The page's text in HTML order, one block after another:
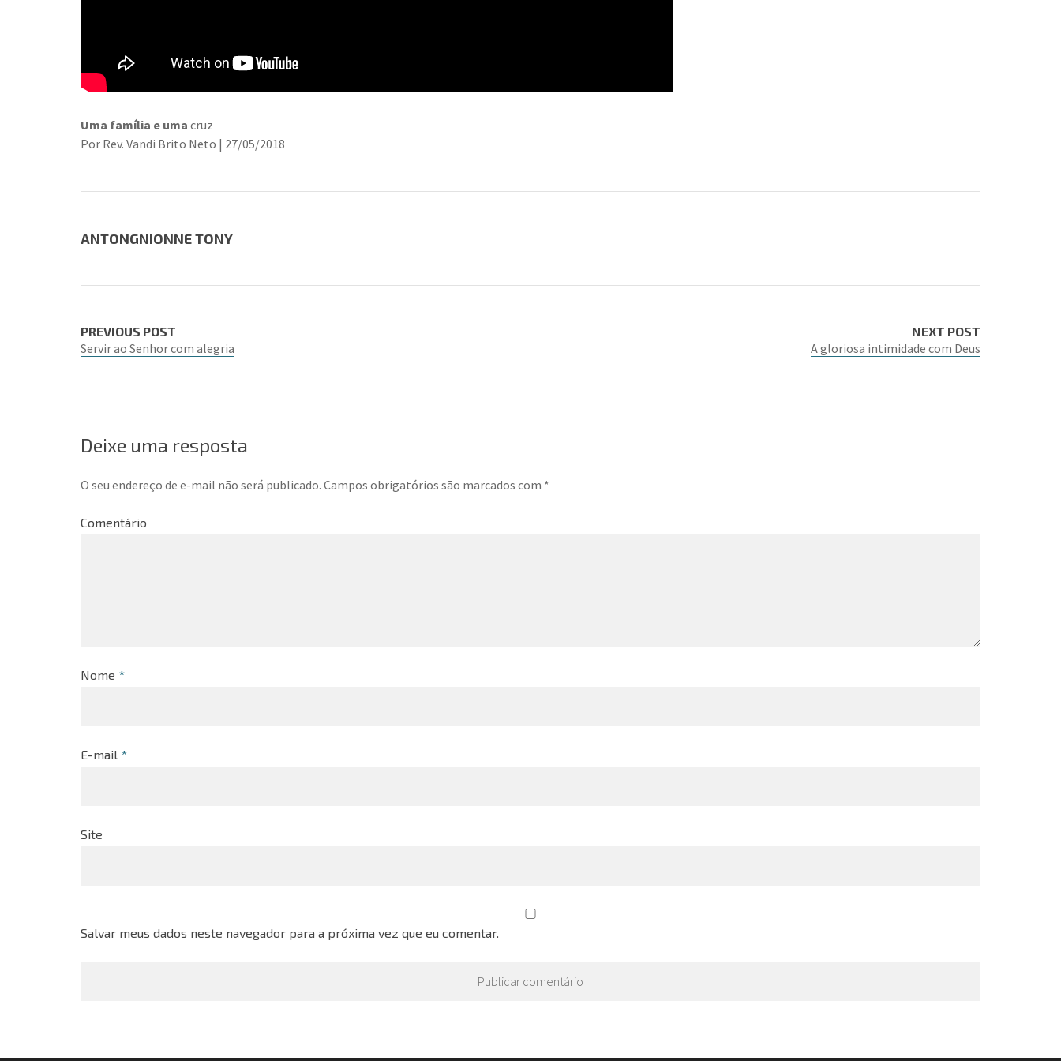
Uma família e uma cruz
Por Rev. Vandi Brito Neto | 27/05/2018
ANTONGNIONNE TONY
PREVIOUS POST
Servir ao Senhor com alegria
NEXT POST
A gloriosa intimidade com Deus
Deixe uma resposta
O seu endereço de e-mail não será publicado. Campos obrigatórios são marcados com *
Comentário
Nome *
E-mail *
Site
Salvar meus dados neste navegador para a próxima vez que eu comentar.